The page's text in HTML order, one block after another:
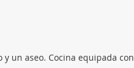
un aseo. Cocina equipada